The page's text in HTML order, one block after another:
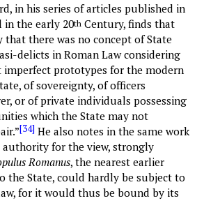
in his series of articles published in
in the early 20thCentury, finds that
that there was no concept of State
delicts in Roman Law considering
prototypes for the modern
of sovereignty, of officers
or of private individuals possessing
which the State may not
[34] He also notes in the same work
authority for the view, strongly
Romanus, the nearest earlier
the State, could hardly be subject to
for it would thus be bound by its